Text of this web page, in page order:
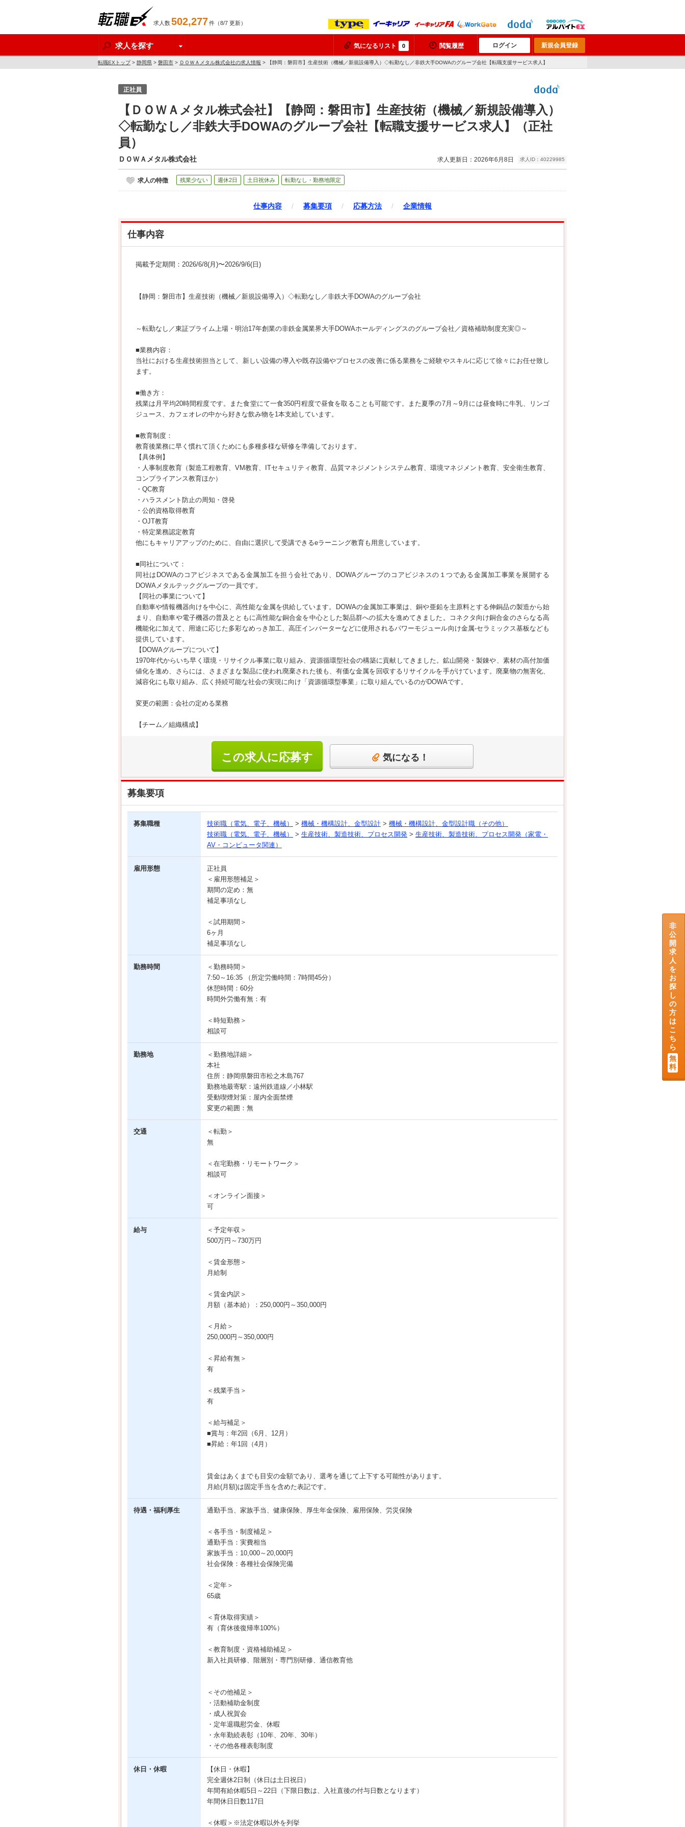
求人数502,277件（8/7 更新）
求人を探す 気になるリスト 0 閲覧履歴 ログイン 新規会員登録
転職EXトップ> 静岡県 > 磐田市 > ＤＯＷＡメタル株式会社の求人情報 > 【静岡：磐田市】生産技術（機械／新規設備導入）◇転勤なし／非鉄大手DOWAのグループ会社【転職支援サービス求人】
正社員
【ＤＯＷＡメタル株式会社】【静岡：磐田市】生産技術（機械／新規設備導入）
◇転勤なし／非鉄大手DOWAのグループ会社【転職支援サービス求人】（正社
員）
ＤＯＷＡメタル株式会社 求人更新日：2026年6月8日 求人ID：40229985
求人の特徴 残業少ない 週休2日 土日祝休み 転勤なし・勤務地限定
仕事内容 / 募集要項 / 応募方法 / 企業情報
仕事内容
掲載予定期間：2026/6/8(月)〜2026/9/6(日)
【静岡：磐田市】生産技術（機械／新規設備導入）◇転勤なし／非鉄大手DOWAのグループ会社
～転勤なし／東証プライム上場・明治17年創業の非鉄金属業界大手DOWAホールディングスのグループ会社／資格補助制度充実◎～
■業務内容：
当社における生産技術担当として、新しい設備の導入や既存設備やプロセスの改善に係る業務をご経験やスキルに応じて徐々にお任せ致し
ます。
■働き方：
残業は月平均20時間程度です。また食堂にて一食350円程度で昼食を取ることも可能です。また夏季の7月～9月には昼食時に牛乳、リンゴ
ジュース、カフェオレの中から好きな飲み物を1本支給しています。
■教育制度：
教育後業務に早く慣れて頂くためにも多種多様な研修を準備しております。
【具体例】
・人事制度教育（製造工程教育、VM教育、ITセキュリティ教育、品質マネジメントシステム教育、環境マネジメント教育、安全衛生教育、
コンプライアンス教育ほか）
・QC教育
・ハラスメント防止の周知・啓発
・公的資格取得教育
・OJT教育
・特定業務認定教育
他にもキャリアアップのために、自由に選択して受講できるeラーニング教育も用意しています。
■同社について：
同社はDOWAのコアビジネスである金属加工を担う会社であり、DOWAグループのコアビジネスの１つである金属加工事業を展開する
DOWAメタルテックグループの一員です。
【同社の事業について】
自動車や情報機器向けを中心に、高性能な金属を供給しています。DOWAの金属加工事業は、銅や亜鉛を主原料とする伸銅品の製造から始
まり、自動車や電子機器の普及とともに高性能な銅合金を中心とした製品群への拡大を進めてきました。コネクタ向け銅合金のさらなる高
機能化に加えて、用途に応じた多彩なめっき加工、高圧インバーターなどに使用されるパワーモジュール向け金属-セラミックス基板なども
提供しています。
【DOWAグループについて】
1970年代からいち早く環境・リサイクル事業に取り組み、資源循環型社会の構築に貢献してきました。鉱山開発・製錬や、素材の高付加価
値化を進め、さらには、さまざまな製品に使われ廃棄された後も、有価な金属を回収するリサイクルを手がけています。廃棄物の無害化、
減容化にも取り組み、広く持続可能な社会の実現に向け「資源循環型事業」に取り組んでいるのがDOWAです。
変更の範囲：会社の定める業務
【チーム／組織構成】
この求人に応募す
る
気になる！
募集要項
募集職種 技術職（電気、電子、機械） > 機械・機構設計、金型設計 > 機械・機構設計、金型設計職（その他）
技術職（電気、電子、機械）
> 生産技術、製造技術、プロセス開発 > 生産技術、製造技術、プロセス開発（家電・
AV・コンピュータ関連）
雇用形態
正社員
＜雇用形態補足＞
期間の定め：無
補足事項なし
＜試用期間＞
6ヶ月
補足事項なし
勤務時間
＜勤務時間＞
7:50～16:35 （所定労働時間：7時間45分）
休憩時間：60分
時間外労働有無：有
＜時短勤務＞
相談可
勤務地
＜勤務地詳細＞
本社
住所：静岡県磐田市松之木島767
勤務地最寄駅：遠州鉄道線／小林駅
受動喫煙対策：屋内全面禁煙
変更の範囲：無
交通
＜転勤＞
無
＜在宅勤務・リモートワーク＞
相談可
＜オンライン面接＞
可
給与
＜予定年収＞
500万円～730万円
＜賃金形態＞
月給制
＜賃金内訳＞
月額（基本給）：250,000円～350,000円
＜月給＞
250,000円～350,000円
＜昇給有無＞
有
＜残業手当＞
有
＜給与補足＞
■賞与：年2回（6月、12月）
■昇給：年1回（4月）
賃金はあくまでも目安の金額であり、選考を通じて上下する可能性があります。
月給(月額)は固定手当を含めた表記です。
待遇・福利厚生 通勤手当、家族手当、健康保険、厚生年金保険、雇用保険、労災保険
＜各手当・制度補足＞
通勤手当：実費相当
家族手当：10,000～20,000円
社会保険：各種社会保険完備
＜定年＞
65歳
＜育休取得実績＞
有（育休後復帰率100%）
＜教育制度・資格補助補足＞
新入社員研修、階層別・専門別研修、通信教育他
＜その他補足＞
・活動補助金制度
・成人祝賀会
・定年退職慰労金、休暇
・永年勤続表彰（10年、20年、30年）
・その他各種表彰制度
休日・休暇
【休日・休暇】
完全週休2日制（休日は土日祝日）
年間有給休暇5日～22日（下限日数は、入社直後の付与日数となります）
年間休日日数117日
＜休暇＞※法定休暇以外を列挙
非
公
開
求
人
を
お
探
し
の
方
は
こ
ち
ら
無
料